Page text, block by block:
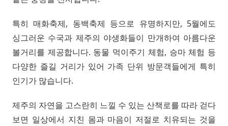
특히 매화축제, 동백축제 등으로 유명하지만, 5월에도
싱그러운 수국과 제주의 야생화들이 만개하여 아름다운
볼거리를 제공합니다. 동물 먹이주기 체험, 승마 체험 등
다양한 즐길 거리가 있어 가족 단위 방문객들에게 특히
인기가 많습니다.
제주의 자연을 고스란히 느낄 수 있는 산책로를 따라 걷다
보면 일상에서 지친 몸과 마음이 저절로 치유되는 것을